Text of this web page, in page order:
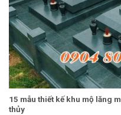
15 mẫu thiết kế khu mộ lăng
thủy